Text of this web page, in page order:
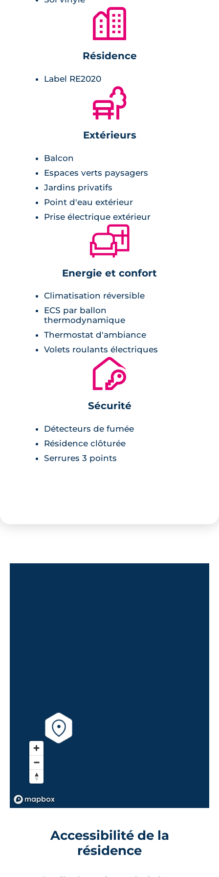
(environ 20 minutes en voiture depuis le site).
L'accès routier est également aisé via l'A61 et
Communauté d'agglomération du SICOVAL,
bénéficie d'infrastructures variées (crèche,
équipements sportifs, médiathèque) et d'un
réseau d'associations actif, faisant de Baziège
un lieu propice à la vie familiale entre nature
🏙
Résidence
Label RE2020
🌲
Extérieurs
Balcon
Espaces verts paysagers
Jardins privatifs
Point d'eau extérieur
Prise électrique extérieur
🛋
Energie et confort
Climatisation réversible
ECS par ballon
thermodynamique
Thermostat d'ambiance
Volets roulants électriques
🔐
Sécurité
Détecteurs de fumée
Résidence clôturée
Serrures 3 points
Accessibilité de la
résidence